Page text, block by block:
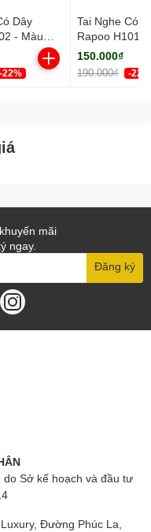
Dây
- Màu
3.5mm,
-22%
Tai Nghe Có
Rapoo H101 -
Đen, 1 Jack
Mic
150.000₫
190.000₫ -22%
mãi
ngay.
Đăng ký
Sở kế hoạch và đầu tư
Đường Phúc La,